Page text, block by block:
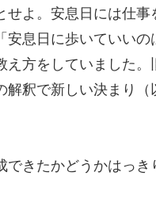
よ。安息日には仕事
息日に歩いていい
方をしていました
釈で新しい決まり（
きたかどうかはっ